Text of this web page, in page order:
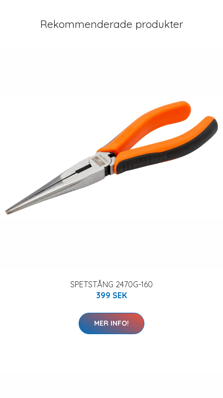
Rekommenderade produkter
SPETSTÅNG 2470G-160
399 SEK
MER INFO!